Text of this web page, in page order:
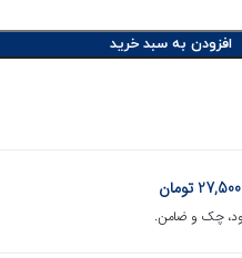
افزودن به سبد خرید
27,500تومان